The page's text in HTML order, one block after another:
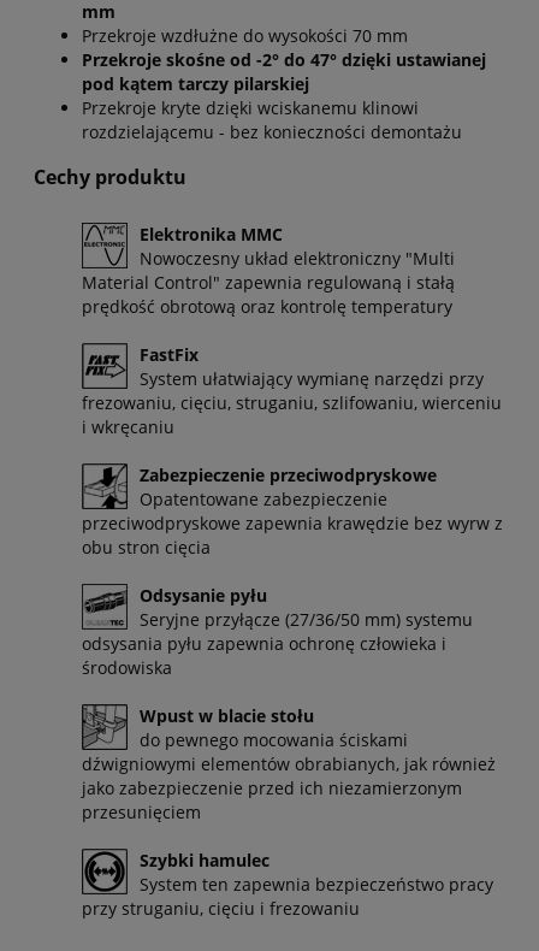
mm
Przekroje wzdłużne do wysokości 70 mm
Przekroje skośne od -2° do 47° dzięki ustawianej
pod kątem tarczy pilarskiej
Przekroje kryte dzięki wciskanemu klinowi
rozdzielającemu - bez konieczności demontażu
Cechy produktu
Elektronika MMC
Nowoczesny układ elektroniczny "Multi
Material Control" zapewnia regulowaną i stałą
prędkość obrotową oraz kontrolę temperatury
FastFix
System ułatwiający wymianę narzędzi przy
frezowaniu, cięciu, struganiu, szlifowaniu, wierceniu
i wkręcaniu
Zabezpieczenie przeciwodpryskowe
Opatentowane zabezpieczenie
przeciwodpryskowe zapewnia krawędzie bez wyrw z
obu stron cięcia
Odsysanie pyłu
Seryjne przyłącze (27/36/50 mm) systemu
odsysania pyłu zapewnia ochronę człowieka i
środowiska
Wpust w blacie stołu
do pewnego mocowania ściskami
dźwigniowymi elementów obrabianych, jak również
jako zabezpieczenie przed ich niezamierzonym
przesunięciem
Szybki hamulec
System ten zapewnia bezpieczeństwo pracy
przy struganiu, cięciu i frezowaniu